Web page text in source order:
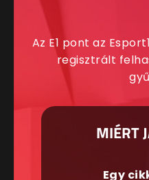
Az E1 pont az
regisztrált
MIÉRT
Egy